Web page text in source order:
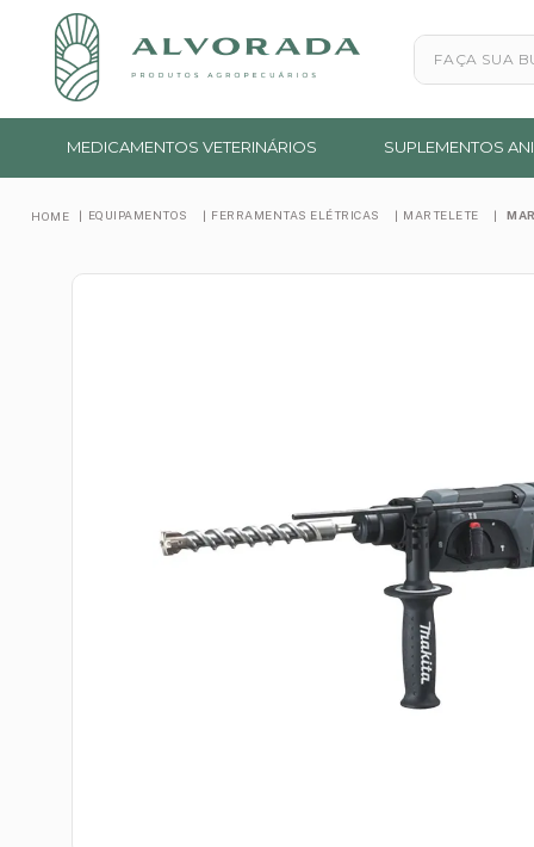
Faça sua
MEDICAMENTOS VETERINÁRIOS SUPLEMENTOS
EQUIPAMENTOS FERRAMENTAS ELÉTRICAS MARTELETE